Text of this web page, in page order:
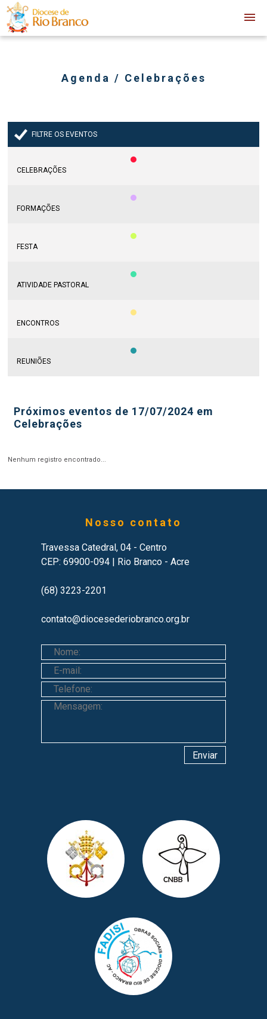
Agenda / Celebrações
FILTRE OS EVENTOS
CELEBRAÇÕES
FORMAÇÕES
FESTA
ATIVIDADE PASTORAL
ENCONTROS
REUNIÕES
Próximos eventos de 17/07/2024 em
Celebrações
Nenhum registro encontrado...
Nosso contato
Travessa Catedral, 04 - Centro
CEP: 69900-094 | Rio Branco - Acre
(68) 3223-2201
contato@diocesederiobranco.org.br